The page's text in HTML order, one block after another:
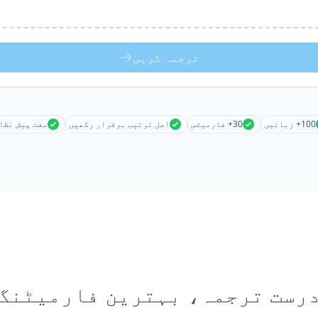
ترجمہ کریں
100+ زبانیں 30+ فارمیٹس اصل ترتیب برقرار رکھیں مفت پیش
ترجمہ، بہترین